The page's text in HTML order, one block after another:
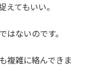
てもいい。
ないのです。
複雑に絡んできま